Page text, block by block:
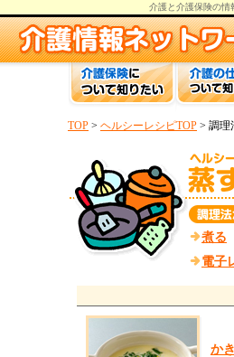
介護と介護保険の情
TOP > ヘルシーレシピTOP > 調理
煮る
電子
か